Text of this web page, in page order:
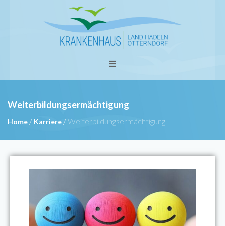
Weiterbildungsermächtigung
Home / Karriere /Weiterbildungsermächtigung